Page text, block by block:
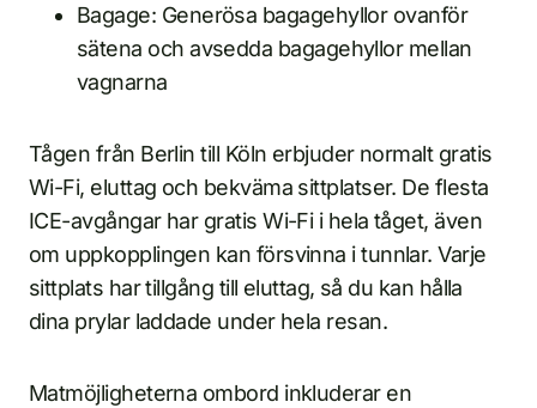
Bagage: Generösa bagagehyllor ovanför
sätena och avsedda bagagehyllor mellan
vagnarna
Tågen från Berlin till Köln erbjuder normalt gratis
Wi-Fi, eluttag och bekväma sittplatser. De flesta
ICE-avgångar har gratis Wi-Fi i hela tåget, även
om uppkopplingen kan försvinna i tunnlar. Varje
sittplats har tillgång till eluttag, så du kan hålla
dina prylar laddade under hela resan.
Matmöjligheterna ombord inkluderar en